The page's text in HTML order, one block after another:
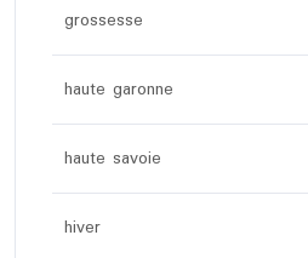
grossesse
haute garonne
haute savoie
hiver